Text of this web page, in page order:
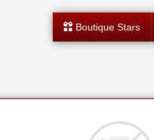
Boutique Stars